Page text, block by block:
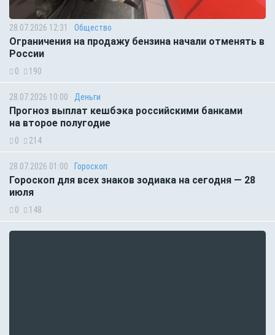
28.07.2026 12:31 Общество
Ограничения на продажу бензина начали отменять в
России
0 190
28.07.2026 10:00 Деньги
Прогноз выплат кешбэка российскими банками
на второе полугодие
0 214
28.07.2026 01:00 Гороскоп
Гороскоп для всех знаков зодиака на сегодня — 28
июля
0 148